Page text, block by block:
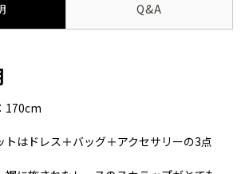
Q&A
170cm
はドレス＋バッグ＋アクセサリーの3点